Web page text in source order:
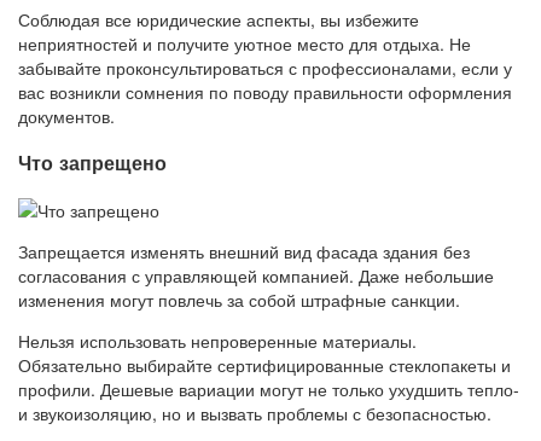
Соблюдая все юридические аспекты, вы избежите
неприятностей и получите уютное место для отдыха. Не
забывайте проконсультироваться с профессионалами, если у
вас возникли сомнения по поводу правильности оформления
документов.
Что запрещено
Запрещается изменять внешний вид фасада здания без
согласования с управляющей компанией. Даже небольшие
изменения могут повлечь за собой штрафные санкции.
Нельзя использовать непроверенные материалы.
Обязательно выбирайте сертифицированные стеклопакеты и
профили. Дешевые вариации могут не только ухудшить тепло-
и звукоизоляцию, но и вызвать проблемы с безопасностью.